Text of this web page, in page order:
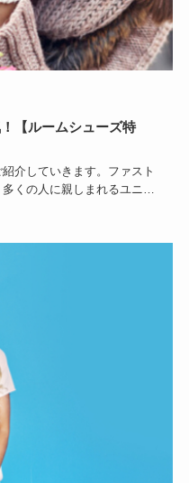
【ルームシューズ特
介していきます。ファスト
くの人に親しまれるユニク